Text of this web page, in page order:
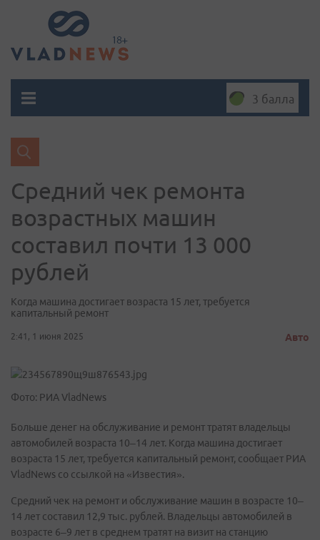
3 балла
Средний чек ремонта
возрастных машин
составил почти 13 000
рублей
Когда машина достигает возраста 15 лет, требуется
капитальный ремонт
2:41, 1 июня 2025 Авто
Фото: РИА VladNews
Больше денег на обслуживание и ремонт тратят владельцы
автомобилей возраста 10–14 лет. Когда машина достигает
возраста 15 лет, требуется капитальный ремонт, сообщает РИА
VladNews со ссылкой на «Известия».
Средний чек на ремонт и обслуживание машин в возрасте 10–
14 лет составил 12,9 тыс. рублей. Владельцы автомобилей в
возрасте 6–9 лет в среднем тратят на визит на станцию